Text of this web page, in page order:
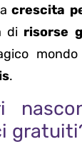
crescita
di risorse
.